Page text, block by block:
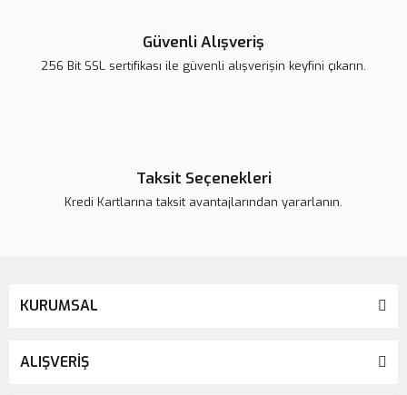
Güvenli Alışveriş
256 Bit SSL sertifikası ile güvenli alışverişin keyfini çıkarın.
Taksit Seçenekleri
Kredi Kartlarına taksit avantajlarından yararlanın.
KURUMSAL
ALIŞVERİŞ